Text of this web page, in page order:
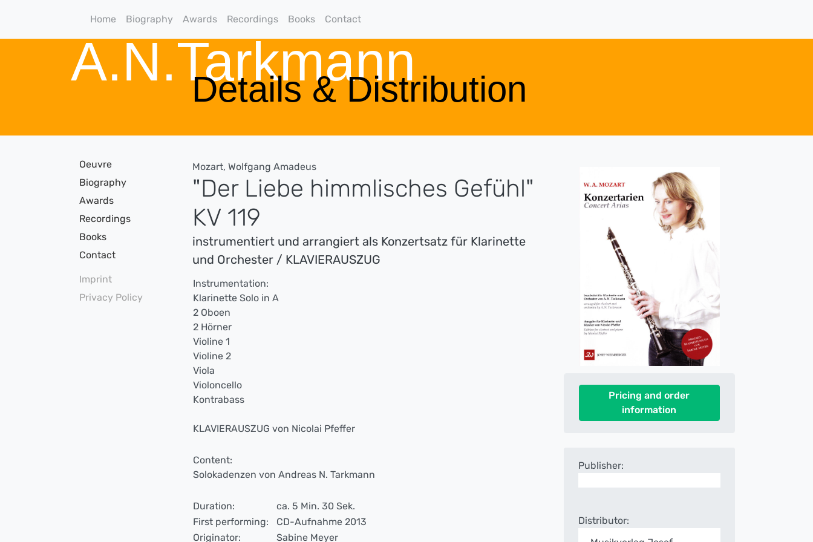
Home Biography Awards Recordings Books Contact
A.N.Tarkmann
Details & Distribution
Oeuvre
Biography
Awards
Recordings
Books
Contact
Imprint
Privacy Policy
Mozart, Wolfgang Amadeus
"Der Liebe himmlisches Gefühl"
KV 119
instrumentiert und arrangiert als Konzertsatz für Klarinette
und Orchester / KLAVIERAUSZUG
Instrumentation:
Klarinette Solo in A
2 Oboen
2 Hörner
Violine 1
Violine 2
Viola
Violoncello
Kontrabass
KLAVIERAUSZUG von Nicolai Pfeffer
Content:
Solokadenzen von Andreas N. Tarkmann
Duration:
ca. 5 Min. 30 Sek.
First performing:
CD-Aufnahme 2013
Originator:
Sabine Meyer
Pricing and order
information
Publisher:
Distributor: